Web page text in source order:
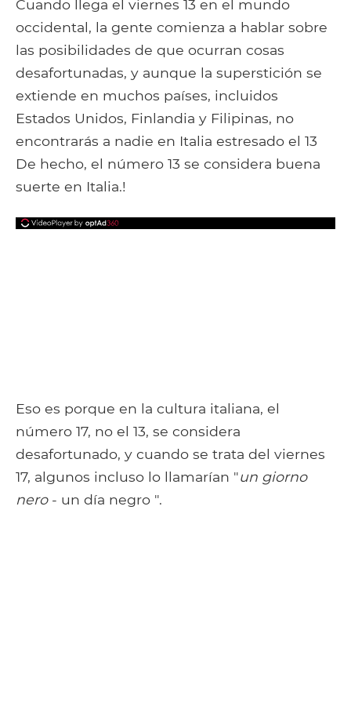
Cuando llega el viernes 13 en el mundo
occidental, la gente comienza a hablar sobre
las posibilidades de que ocurran cosas
desafortunadas, y aunque la superstición se
extiende en muchos países, incluidos
Estados Unidos, Finlandia y Filipinas, no
encontrarás a nadie en Italia estresado el 13
De hecho, el número 13 se considera buena
suerte en Italia.!
Eso es porque en la cultura italiana, el
número 17, no el 13, se considera
desafortunado, y cuando se trata del viernes
17, algunos incluso lo llamarían "un giorno
nero- un día negro ".